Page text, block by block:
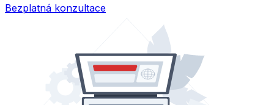
Bezplatná konzultace